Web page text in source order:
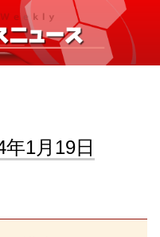
1月19日